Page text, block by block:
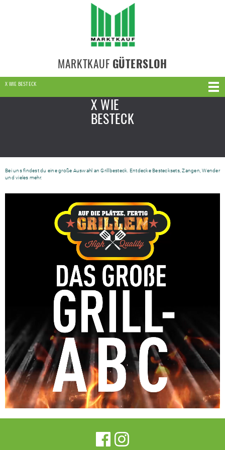
MARKTKAUF GÜTERSLOH
X WIE BESTECK
X WIE
BESTECK
Bei uns findest du eine große Auswahl an Grillbesteck. Entdecke Bestecksets, Zangen, Wender
und vieles mehr.